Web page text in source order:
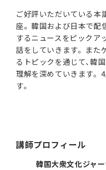
ご好評いただいている本
座。韓国および日本で配
するニュースをピックア
話をしていきます。また
るトピックを通じて、韓
理解を深めていきます。
す。
講師プロフィール
韓国大衆文化ジャ